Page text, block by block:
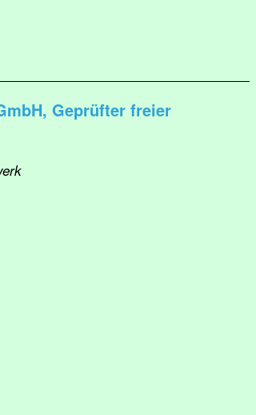
Geprüfter freier